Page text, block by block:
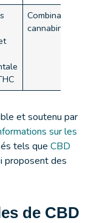
Combinaison
cannabinoïdes
et soutenu par
sur les
tels que CBD
proposent des
de CBD